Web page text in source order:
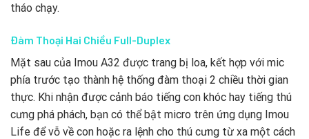
tháo chạy.
Đàm Thoại Hai Chiều Full-Duplex
Mặt sau của Imou A32 được trang bị loa, kết hợp với mic
phía trước tạo thành hệ thống đàm thoại 2 chiều thời gian
thực. Khi nhận được cảnh báo tiếng con khóc hay tiếng thú
cưng phá phách, bạn có thể bật micro trên ứng dụng Imou
Life để vỗ về con hoặc ra lệnh cho thú cưng từ xa một cách